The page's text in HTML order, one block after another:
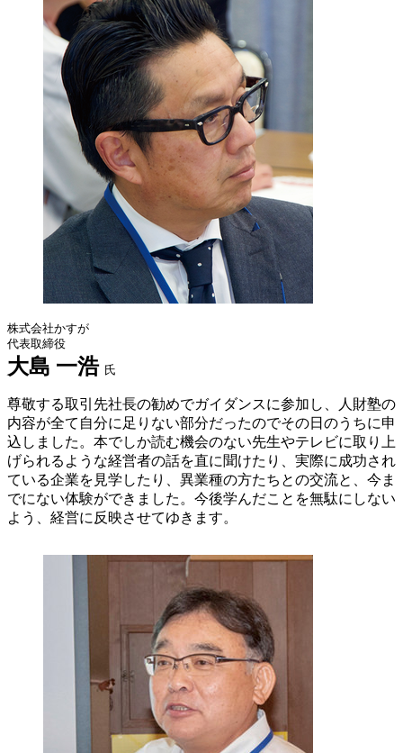
株式会社かすが
代表取締役
大島 一浩 氏
尊敬する取引先社長の勧めでガイダンスに参加し、人財塾の
内容が全て自分に足りない部分だったのでその日のうちに申
込しました。本でしか読む機会のない先生やテレビに取り上
げられるような経営者の話を直に聞けたり、実際に成功され
ている企業を見学したり、異業種の方たちとの交流と、今ま
でにない体験ができました。今後学んだことを無駄にしない
よう、経営に反映させてゆきます。